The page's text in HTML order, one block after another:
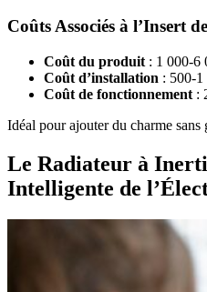
Coûts Associés à l’Insert
Coût du produit : 1 000-6
Coût d’installation : 500-1
Coût de fonctionnement :
Idéal pour ajouter du charme sans
Le Radiateur à
Intelligente de